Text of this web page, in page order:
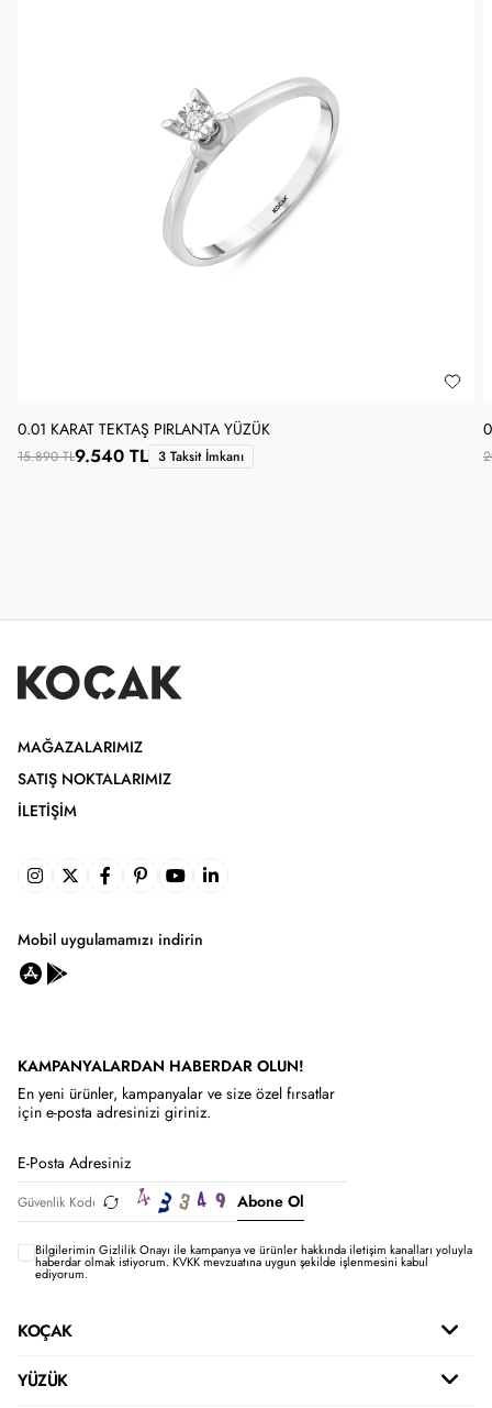
0.01 KARAT TEKTAŞ PIRLANTA YÜZÜK
15.890 TL9.540 TL 3 Taksit İmkanı
MAĞAZALARIMIZ
SATIŞ NOKTALARIMIZ
İLETIŞIM
Mobil uygulamamızı indirin
KAMPANYALARDAN HABERDAR OLUN!
En yeni ürünler, kampanyalar ve size özel fırsatlar
için e-posta adresinizi giriniz.
Abone Ol
Bilgilerimin Gizlilik Onayı ile kampanya ve ürünler hakkında iletişim kanalları yoluyla
haberdar olmak istiyorum.KVKK mevzuatına uygun şekilde işlenmesini kabul
ediyorum.
KOÇAK
YÜZÜK